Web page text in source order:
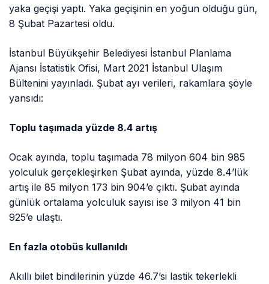
yaka geçişi yaptı. Yaka geçişinin en yoğun olduğu gün,
8 Şubat Pazartesi oldu.
İstanbul Büyükşehir Belediyesi İstanbul Planlama
Ajansı İstatistik Ofisi, Mart 2021 İstanbul Ulaşım
Bültenini yayınladı. Şubat ayı verileri, rakamlara şöyle
yansıdı:
Toplu taşımada yüzde 8.4 artış
Ocak ayında, toplu taşımada 78 milyon 604 bin 985
yolculuk gerçekleşirken Şubat ayında, yüzde 8.4’lük
artış ile 85 milyon 173 bin 904’e çıktı. Şubat ayında
günlük ortalama yolculuk sayısı ise 3 milyon 41 bin
925’e ulaştı.
En fazla otobüs kullanıldı
Akıllı bilet bindilerinin yüzde 46.7’si lastik tekerlekli